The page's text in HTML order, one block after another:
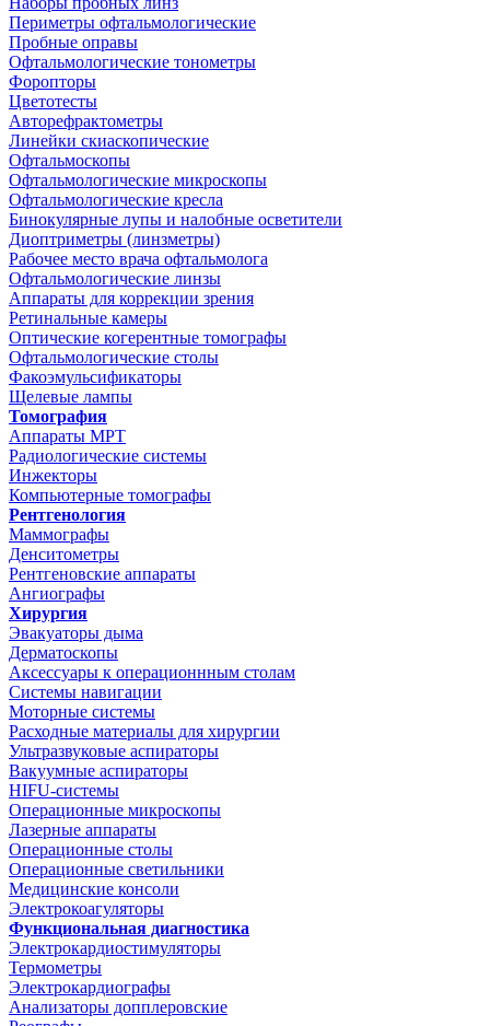
Периметры офтальмологические
Пробные оправы
Офтальмологические тонометры
Форопторы
Цветотесты
Авторефрактометры
Линейки скиаскопические
Офтальмоскопы
Офтальмологические микроскопы
Офтальмологические кресла
Бинокулярные лупы и налобные осветители
Диоптриметры (линзметры)
Рабочее место врача офтальмолога
Офтальмологические линзы
Аппараты для коррекции зрения
Ретинальные камеры
Оптические когерентные томографы
Офтальмологические столы
Факоэмульсификаторы
Щелевые лампы
Томография
Аппараты МРТ
Радиологические системы
Инжекторы
Компьютерные томографы
Рентгенология
Маммографы
Денситометры
Рентгеновские аппараты
Ангиографы
Хирургия
Эвакуаторы дыма
Дерматоскопы
Аксессуары к операционнным столам
Системы навигации
Моторные системы
Расходные материалы для хирургии
Ультразвуковые аспираторы
Вакуумные аспираторы
HIFU-системы
Операционные микроскопы
Лазерные аппараты
Операционные столы
Операционные светильники
Медицинские консоли
Электрокоагуляторы
Функциональная диагностика
Электрокардиостимуляторы
Термометры
Электрокардиографы
Анализаторы допплеровские